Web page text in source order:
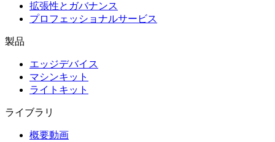
拡張性とガバナンス
プロフェッショナルサービス
製品
エッジデバイス
マシンキット
ライトキット
ライブラリ
概要動画